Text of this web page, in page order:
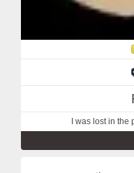
I was lost in